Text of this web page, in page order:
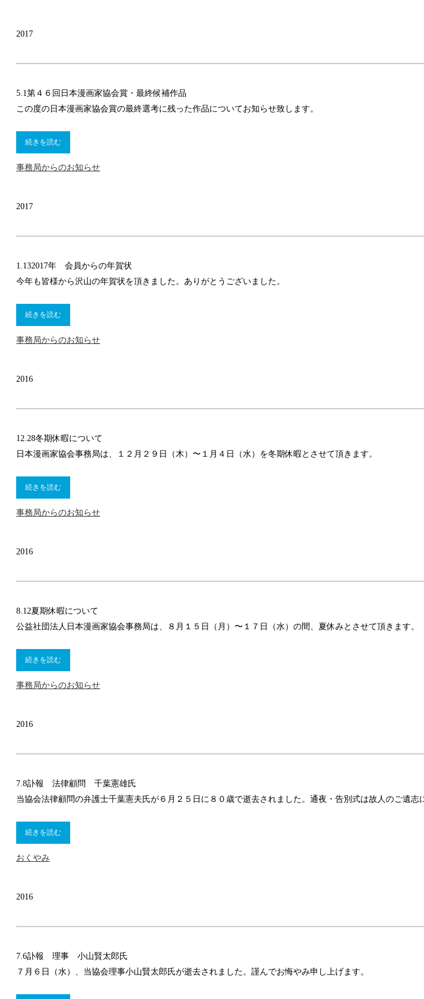
2017
5.1 第４６回日本漫画家協会賞・最終候補作品
この度の日本漫画家協会賞の最終選考に残った作品についてお知らせ致します。
続きを読む
事務局からのお知らせ
2017
1.132017年 会員からの年賀状
今年も皆様から沢山の年賀状を頂きました。ありがとうございました。
続きを読む
事務局からのお知らせ
2016
12.28冬期休暇について
日本漫画家協会事務局は、１２月２９日（木）〜１月４日（水）を冬期休暇とさせて頂きます。
続きを読む
事務局からのお知らせ
2016
8.12夏期休暇について
公益社団法人日本漫画家協会事務局は、８月１５日（月）〜１７日（水）の間、夏休みとさせて頂きます。
続きを読む
事務局からのお知らせ
2016
7.8訃報 法律顧問 千葉憲雄氏
当協会法律顧問の弁護士千葉憲夫氏が６月２５日に８０歳で逝去されました。通夜・告別式は故人のご遺
続きを読む
おくやみ
2016
7.6訃報 理事 小山賢太郎氏
７月６日（水）、当協会理事小山賢太郎氏が逝去されました。謹んでお悔やみ申し上げます。